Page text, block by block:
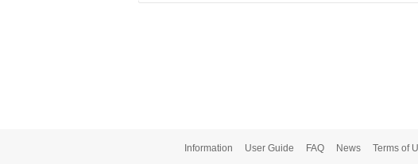
Information User Guide FAQ News Terms of